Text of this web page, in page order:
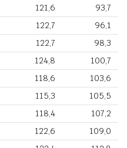
121,6
93,7
122,7
96,1
122,7
98,3
124,8
100,7
118,6
103,6
115,3
105,5
118,4
107,2
122,6
109,0